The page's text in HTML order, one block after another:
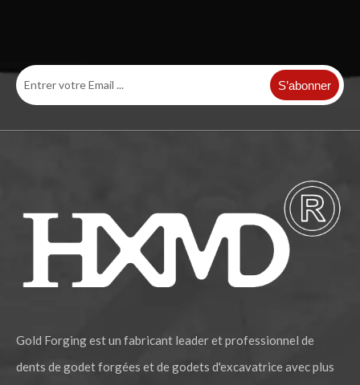
S’abonner
Gold Forging est un fabricant leader et professionnel de
dents de godet forgées et de godets d'excavatrice avec plus